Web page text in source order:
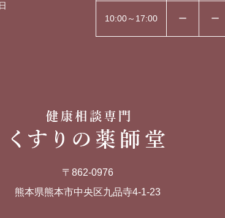
10:00～17:00 ー ー
〒862-0976
熊本県熊本市中央区九品寺4-1-23